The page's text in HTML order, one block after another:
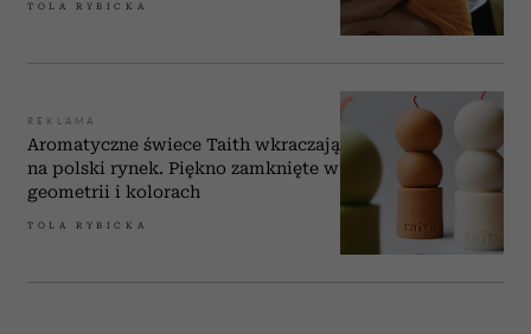
TOLA RYBICKA
REKLAMA
Aromatyczne świece Taith wkraczają
na polski rynek. Piękno zamknięte w
geometrii i kolorach
TOLA RYBICKA